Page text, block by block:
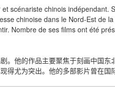
scénariste chinois
chinoise dans le Nord-Est de
Nombre de ses films ont été
。他的作品主要聚焦于刻画中国
得尤为突出。他的多部影片曾在国